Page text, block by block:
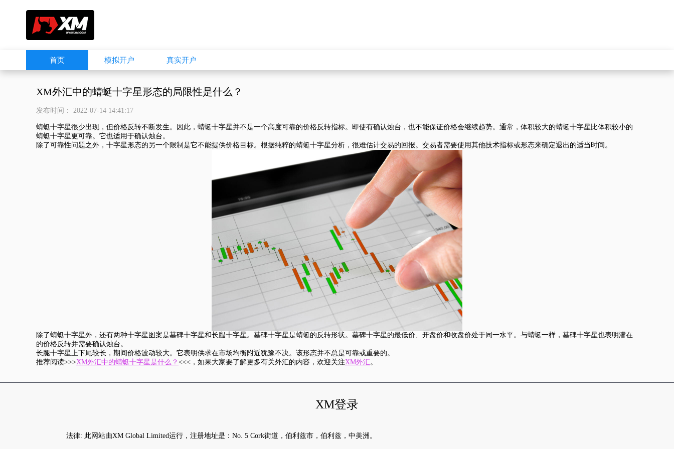
首页 模拟开户 真实开户
XM外汇中的蜻蜓十字星形态的局限性是什么？
发布时间： 2022-07-14 14:41:17
蜻蜓十字星很少出现，但价格反转不断发生。因此，蜻蜓十字星并不是一个高度可靠的价格反转指标。即使有确认烛台，也不能保证价格会继续趋势。通常，体积较大的蜻蜓十字星比体积较小的
蜻蜓十字星更可靠。它也适用于确认烛台。
除了可靠性问题之外，十字星形态的另一个限制是它不能提供价格目标。根据纯粹的蜻蜓十字星分析，很难估计交易的回报。交易者需要使用其他技术指标或形态来确定退出的适当时间。
除了蜻蜓十字星外，还有两种十字星图案是墓碑十字星和长腿十字星。墓碑十字星是蜻蜓的反转形状。墓碑十字星的最低价、开盘价和收盘价处于同一水平。与蜻蜓一样，墓碑十字星也表明潜在
的价格反转并需要确认烛台。
长腿十字星上下尾较长，期间价格波动较大。它表明供求在市场均衡附近犹豫不决。该形态并不总是可靠或重要的。
推荐阅读>>>XM外汇中的蜻蜓十字星是什么？ <<<，如果大家要了解更多有关外汇的内容，欢迎关注XM外汇。
XM登录
法律: 此网站由XM Global Limited运行，注册地址是：No. 5 Cork街道，伯利兹市，伯利兹，中美洲。